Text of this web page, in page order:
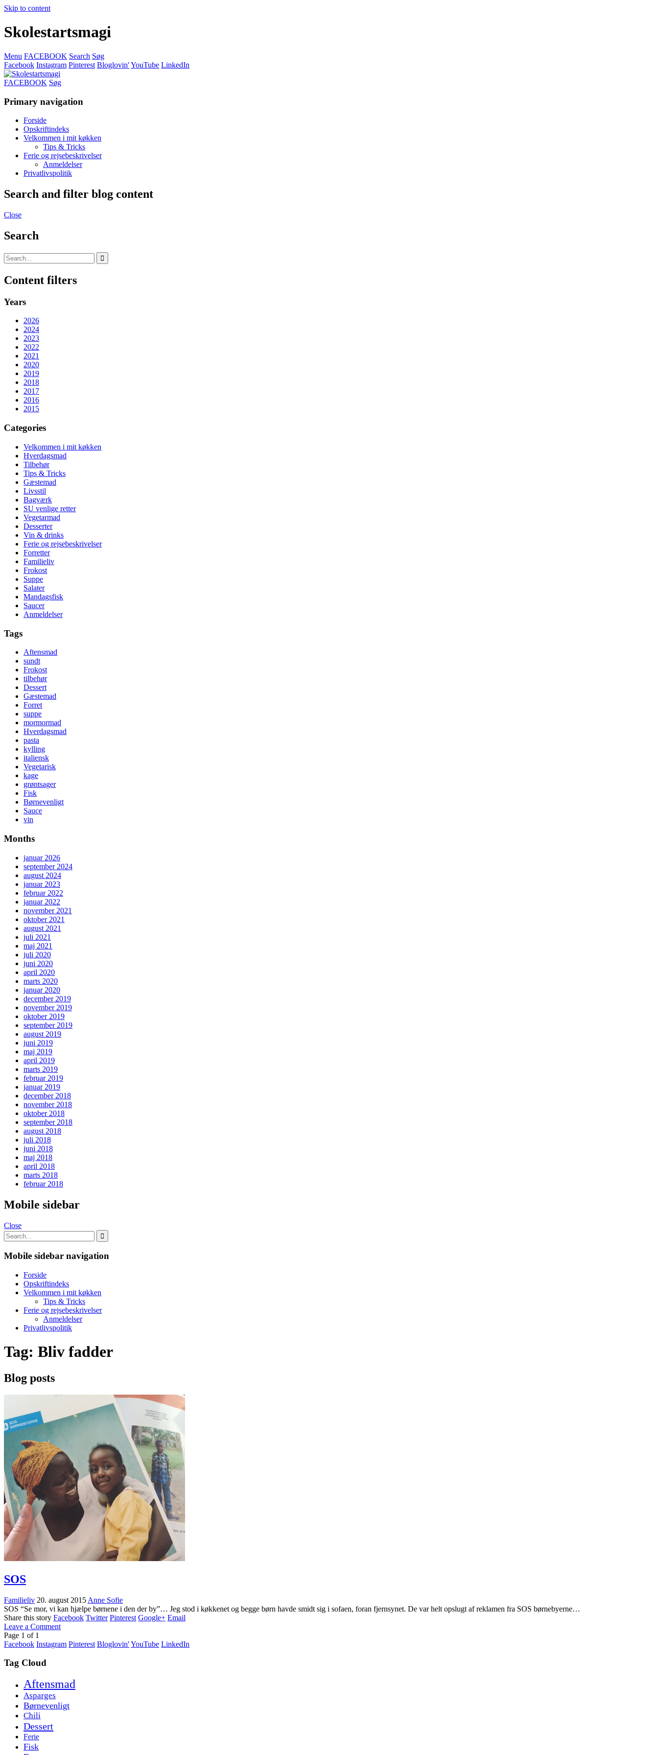
Skip to content
Skolestartsmagi
Menu FACEBOOK Search Søg
Facebook Instagram Pinterest Bloglovin'YouTube LinkedIn
FACEBOOK Søg
Primary navigation
Forside
Opskriftindeks
Velkommen i mit køkken
Tips & Tricks
Ferie og rejsebeskrivelser
Anmeldelser
Privatlivspolitik
Search and filter blog content
Close
Search
Content filters
Years
2026
2024
2023
2022
2021
2020
2019
2018
2017
2016
2015
Categories
Velkommen i mit køkken
Hverdagsmad
Tilbehør
Tips & Tricks
Gæstemad
Livsstil
Bagværk
SU venlige retter
Vegetarmad
Desserter
Vin & drinks
Ferie og rejsebeskrivelser
Forretter
Familieliv
Frokost
Suppe
Salater
Mandagsfisk
Saucer
Anmeldelser
Tags
Aftensmad
sundt
Frokost
tilbehør
Dessert
Gæstemad
Forret
suppe
mormormad
Hverdagsmad
pasta
kylling
italiensk
Vegetarisk
kage
grøntsager
Fisk
Børnevenligt
Sauce
vin
Months
januar 2026
september 2024
august 2024
januar 2023
februar 2022
januar 2022
november 2021
oktober 2021
august 2021
juli 2021
maj 2021
juli 2020
juni 2020
april 2020
marts 2020
januar 2020
december 2019
november 2019
oktober 2019
september 2019
august 2019
juni 2019
maj 2019
april 2019
marts 2019
februar 2019
januar 2019
december 2018
november 2018
oktober 2018
september 2018
august 2018
juli 2018
juni 2018
maj 2018
april 2018
marts 2018
februar 2018
Mobile sidebar
Close
Mobile sidebar navigation
Forside
Opskriftindeks
Velkommen i mit køkken
Tips & Tricks
Ferie og rejsebeskrivelser
Anmeldelser
Privatlivspolitik
Tag: Bliv fadder
Blog posts
SOS
Familieliv 20. august 2015 Anne Sofie
SOS “Se mor, vi kan hjælpe børnene i den der by”… Jeg stod i køkkenet og begge børn havde smidt sig i sofaen, foran fjernsynet. De var helt opslugt af reklamen fra SOS børnebyerne…
Share this story Facebook Twitter Pinterest Google+ Email
Leave a Comment
Page 1 of 1
Facebook Instagram Pinterest Bloglovin'YouTube LinkedIn
Tag Cloud
Aftensmad
Asparges
Børnevenligt
Chili
Dessert
Ferie
Fisk